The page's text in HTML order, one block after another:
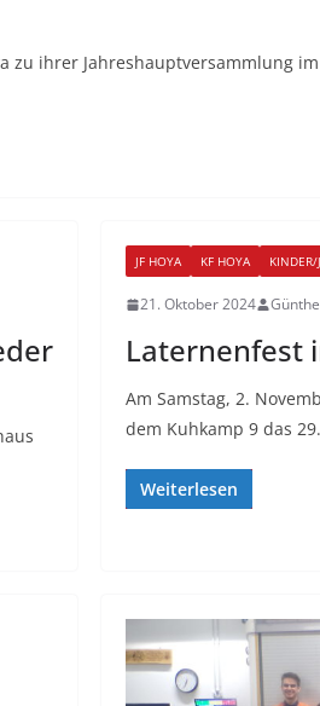
ihrer Jahreshauptversammlung
JF HOYA KF HOYA KINDER/
21. Oktober 2024
Laternenfest
Am Samstag, 2.
dem Kuhkamp 9 das
Weiterlesen